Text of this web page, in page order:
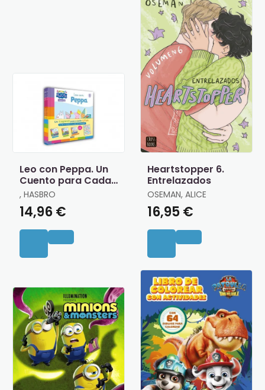
Leo con Peppa. Un
Cuento para Cada
Letra
, HASBRO
14,96 €
Heartstopper 6.
Entrelazados
OSEMAN, ALICE
16,95 €